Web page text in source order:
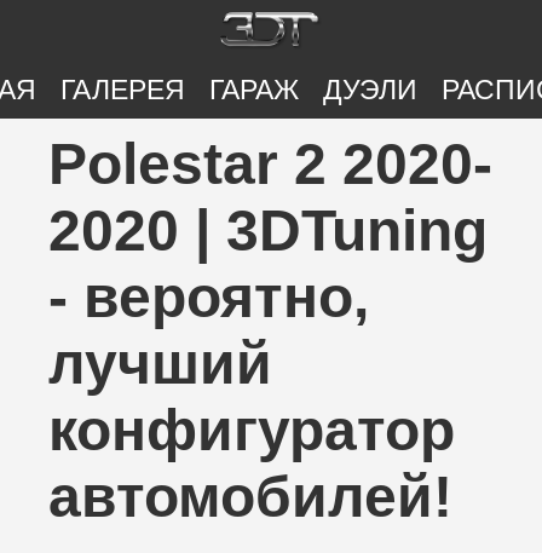
ГАЛЕРЕЯ ГАРАЖ ДУЭЛИ
Polestar 2 2020-
2020 | 3DTuning
- вероятно,
лучший
конфигуратор
автомобилей!